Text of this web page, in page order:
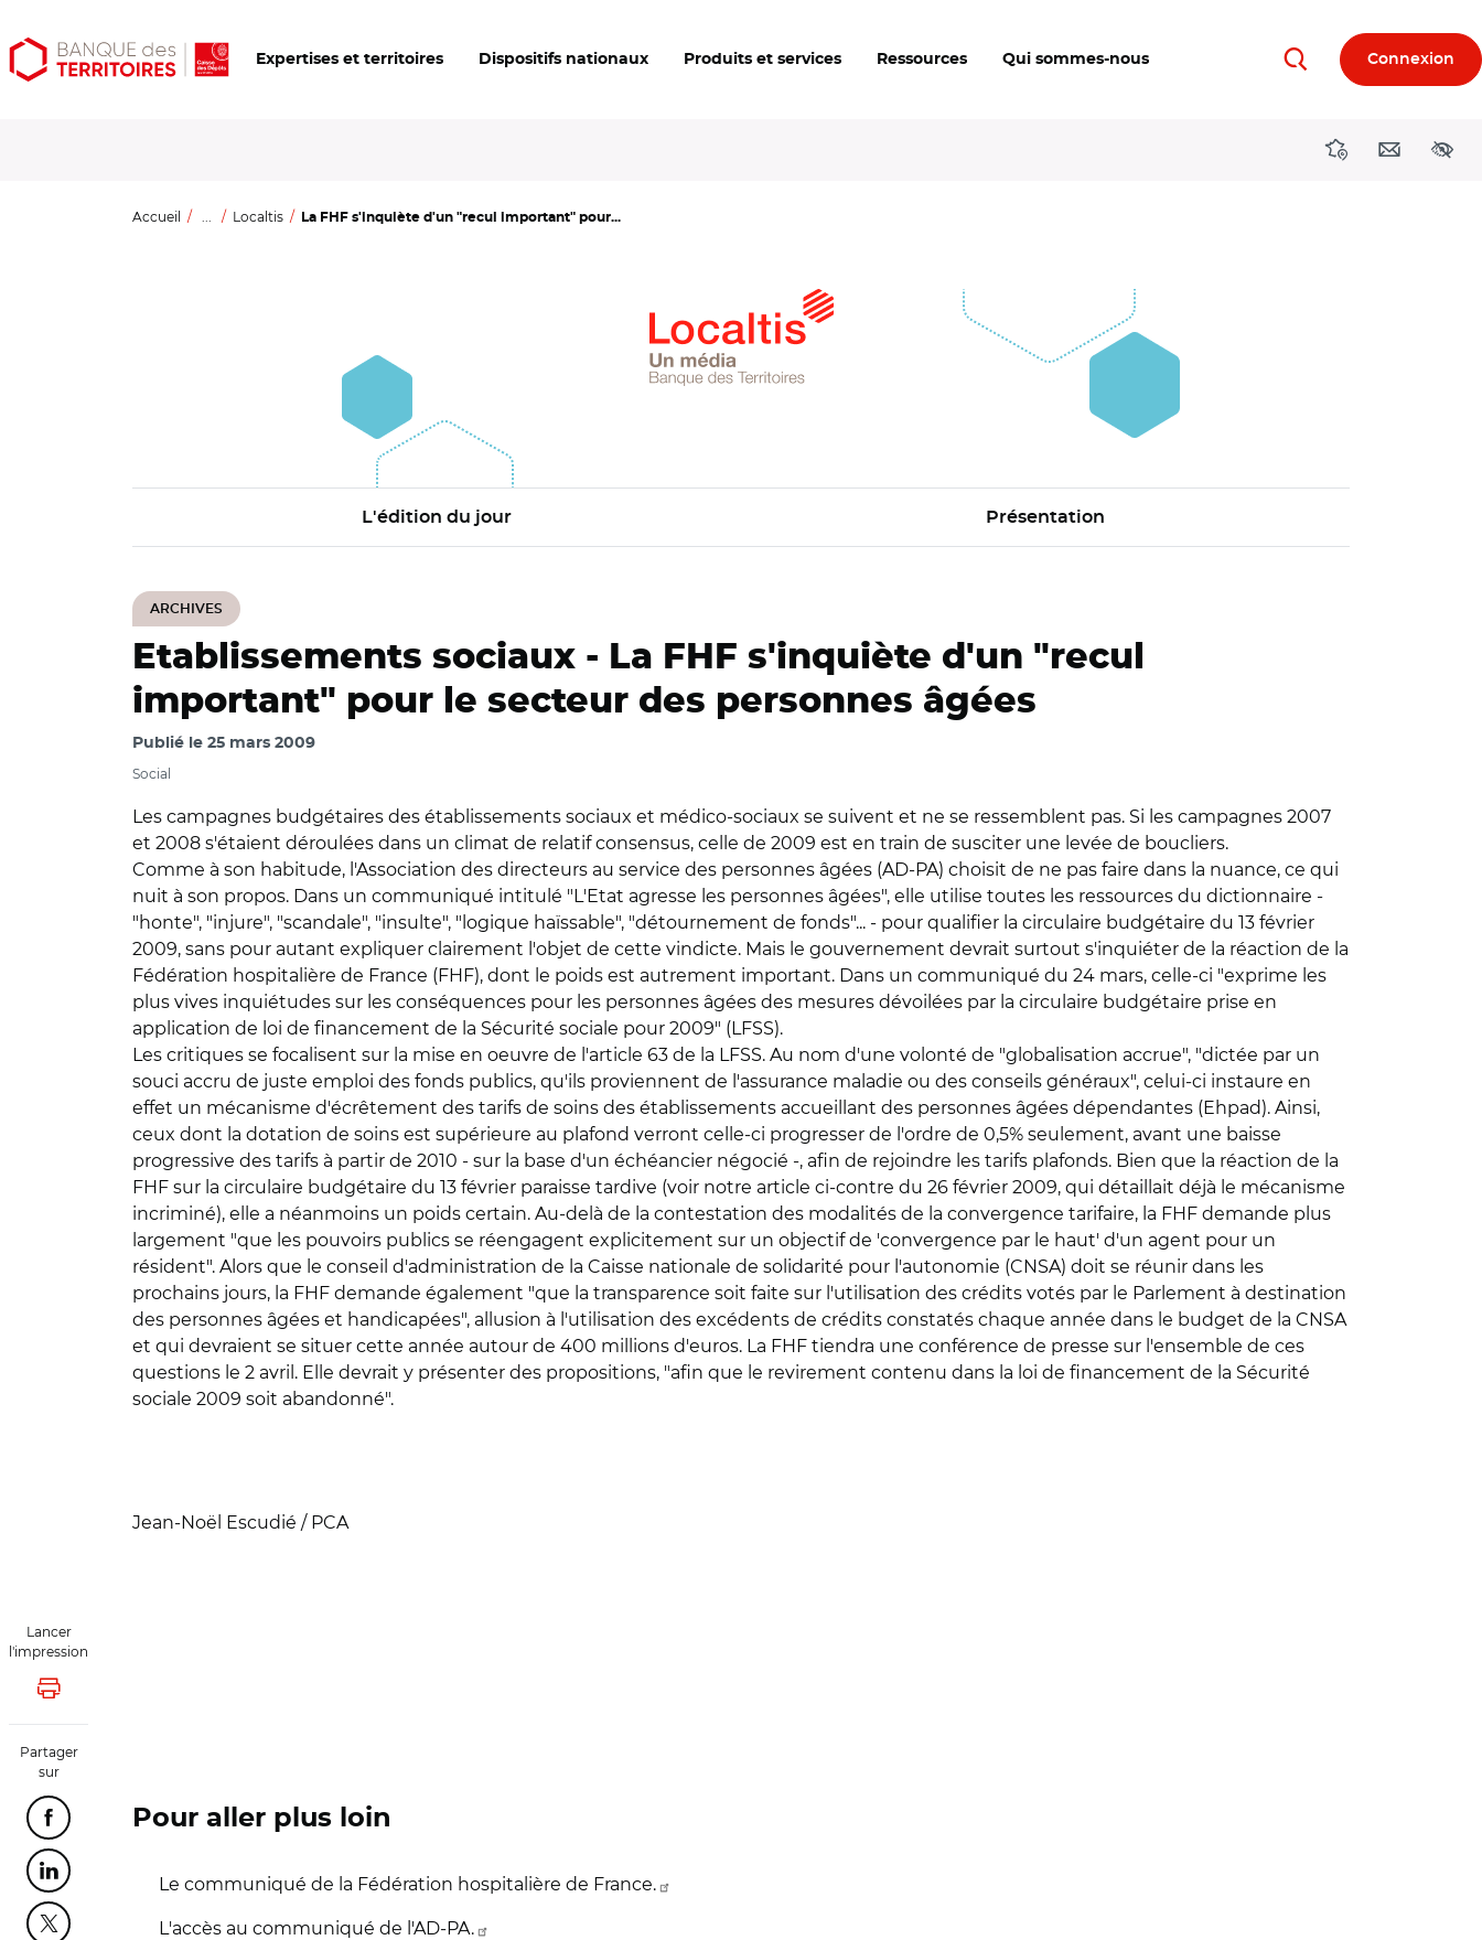
Aller
au
Aller
au
Ouvrir
les
Expertises et territoires Dispositifs nationaux Produits et services Ressources Qui sommes-nous RechercherConnexion
DirectionsContact
Accueil ... Localtis La FHF s'inquiète d'un "recul important" pour...
L'édition du jour Présentation
ARCHIVES
Lancer
l'impression
Lancer l'impression
Partager
sur
Partager cette page sur Facebook
Partager cette page sur Linkedin
Partager cette page sur Twitter
Etablissements sociaux - La FHF s'inquiète d'un "recul
important" pour le secteur des personnes âgées
Publié le 25 mars 2009
Social
Les campagnes budgétaires des établissements sociaux et médico-sociaux se suivent et ne se ressemblent pas. Si les campagnes 2007
et 2008 s'étaient déroulées dans un climat de relatif consensus, celle de 2009 est en train de susciter une levée de boucliers.
Comme à son habitude, l'Association des directeurs au service des personnes âgées (AD-PA) choisit de ne pas faire dans la nuance, ce qui
nuit à son propos. Dans un communiqué intitulé "L'Etat agresse les personnes âgées", elle utilise toutes les ressources du dictionnaire -
"honte", "injure", "scandale", "insulte", "logique haïssable", "détournement de fonds"... - pour qualifier la circulaire budgétaire du 13 février
2009, sans pour autant expliquer clairement l'objet de cette vindicte. Mais le gouvernement devrait surtout s'inquiéter de la réaction de la
Fédération hospitalière de France (FHF), dont le poids est autrement important. Dans un communiqué du 24 mars, celle-ci "exprime les
plus vives inquiétudes sur les conséquences pour les personnes âgées des mesures dévoilées par la circulaire budgétaire prise en
application de loi de financement de la Sécurité sociale pour 2009" (LFSS).
Les critiques se focalisent sur la mise en oeuvre de l'article 63 de la LFSS. Au nom d'une volonté de "globalisation accrue", "dictée par un
souci accru de juste emploi des fonds publics, qu'ils proviennent de l'assurance maladie ou des conseils généraux", celui-ci instaure en
effet un mécanisme d'écrêtement des tarifs de soins des établissements accueillant des personnes âgées dépendantes (Ehpad). Ainsi,
ceux dont la dotation de soins est supérieure au plafond verront celle-ci progresser de l'ordre de 0,5% seulement, avant une baisse
progressive des tarifs à partir de 2010 - sur la base d'un échéancier négocié -, afin de rejoindre les tarifs plafonds. Bien que la réaction de la
FHF sur la circulaire budgétaire du 13 février paraisse tardive (voir notre article ci-contre du 26 février 2009, qui détaillait déjà le mécanisme
incriminé), elle a néanmoins un poids certain. Au-delà de la contestation des modalités de la convergence tarifaire, la FHF demande plus
largement "que les pouvoirs publics se réengagent explicitement sur un objectif de 'convergence par le haut' d'un agent pour un
résident". Alors que le conseil d'administration de la Caisse nationale de solidarité pour l'autonomie (CNSA) doit se réunir dans les
prochains jours, la FHF demande également "que la transparence soit faite sur l'utilisation des crédits votés par le Parlement à destination
des personnes âgées et handicapées", allusion à l'utilisation des excédents de crédits constatés chaque année dans le budget de la CNSA
et qui devraient se situer cette année autour de 400 millions d'euros. La FHF tiendra une conférence de presse sur l'ensemble de ces
questions le 2 avril. Elle devrait y présenter des propositions, "afin que le revirement contenu dans la loi de financement de la Sécurité
sociale 2009 soit abandonné".
Jean-Noël Escudié / PCA
Pour aller plus loin
Le communiqué de la Fédération hospitalière de France.
L'accès au communiqué de l'AD-PA.